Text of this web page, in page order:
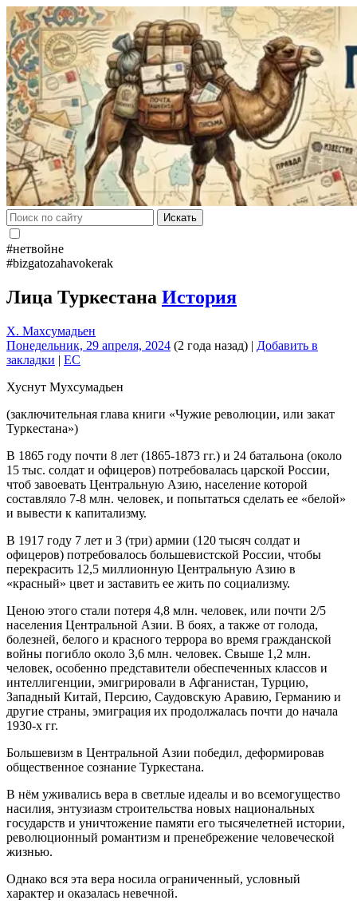
Искать
#нетвойне
#bizgatozahavokerak
Лица Туркестана История
Х. Махсумадьен
Понедельник, 29 апреля, 2024 (2 года назад) | Добавить в
закладки | EC
Хуснут Мухсумадьен
(заключительная глава книги «Чужие революции, или закат
Туркестана»)
В 1865 году почти 8 лет (1865-1873 гг.) и 24 батальона (около
15 тыс. солдат и офицеров) потребовалась царской России,
чтоб завоевать Центральную Азию, население которой
составляло 7-8 млн. человек, и попытаться сделать ее «белой»
и вывести к капитализму.
В 1917 году 7 лет и 3 (три) армии (120 тысяч солдат и
офицеров) потребовалось большевистской России, чтобы
перекрасить 12,5 миллионную Центральную Азию в
«красный» цвет и заставить ее жить по социализму.
Ценою этого стали потеря 4,8 млн. человек, или почти 2/5
населения Центральной Азии. В боях, а также от голода,
болезней, белого и красного террора во время гражданской
войны погибло около 3,6 млн. человек. Свыше 1,2 млн.
человек, особенно представители обеспеченных классов и
интеллигенции, эмигрировали в Афганистан, Турцию,
Западный Китай, Персию, Саудовскую Аравию, Германию и
другие страны, эмиграция их продолжалась почти до начала
1930-х гг.
Большевизм в Центральной Азии победил, деформировав
общественное сознание Туркестана.
В нём уживались вера в светлые идеалы и во всемогущество
насилия, энтузиазм строительства новых национальных
государств и уничтожение памяти его тысячелетней истории,
революционный романтизм и пренебрежение человеческой
жизнью.
Однако вся эта вера носила ограниченный, условный
характер и оказалась невечной.